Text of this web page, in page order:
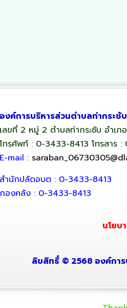
องค์การบริหารส่วนตำบลท่ากระชับ
เลขที่ 2 หมู่ 2 ตำบลท่ากระชับ อำเ
โทรศัพท์ : 0-3433-8413 โทรสาร
E-mail :
สำนักปลัดอบต : 0-3433-8413
กองคลัง : 0-3433-8413
นโยบ
ลิขสิทธิ์ © 2568 องค์กา